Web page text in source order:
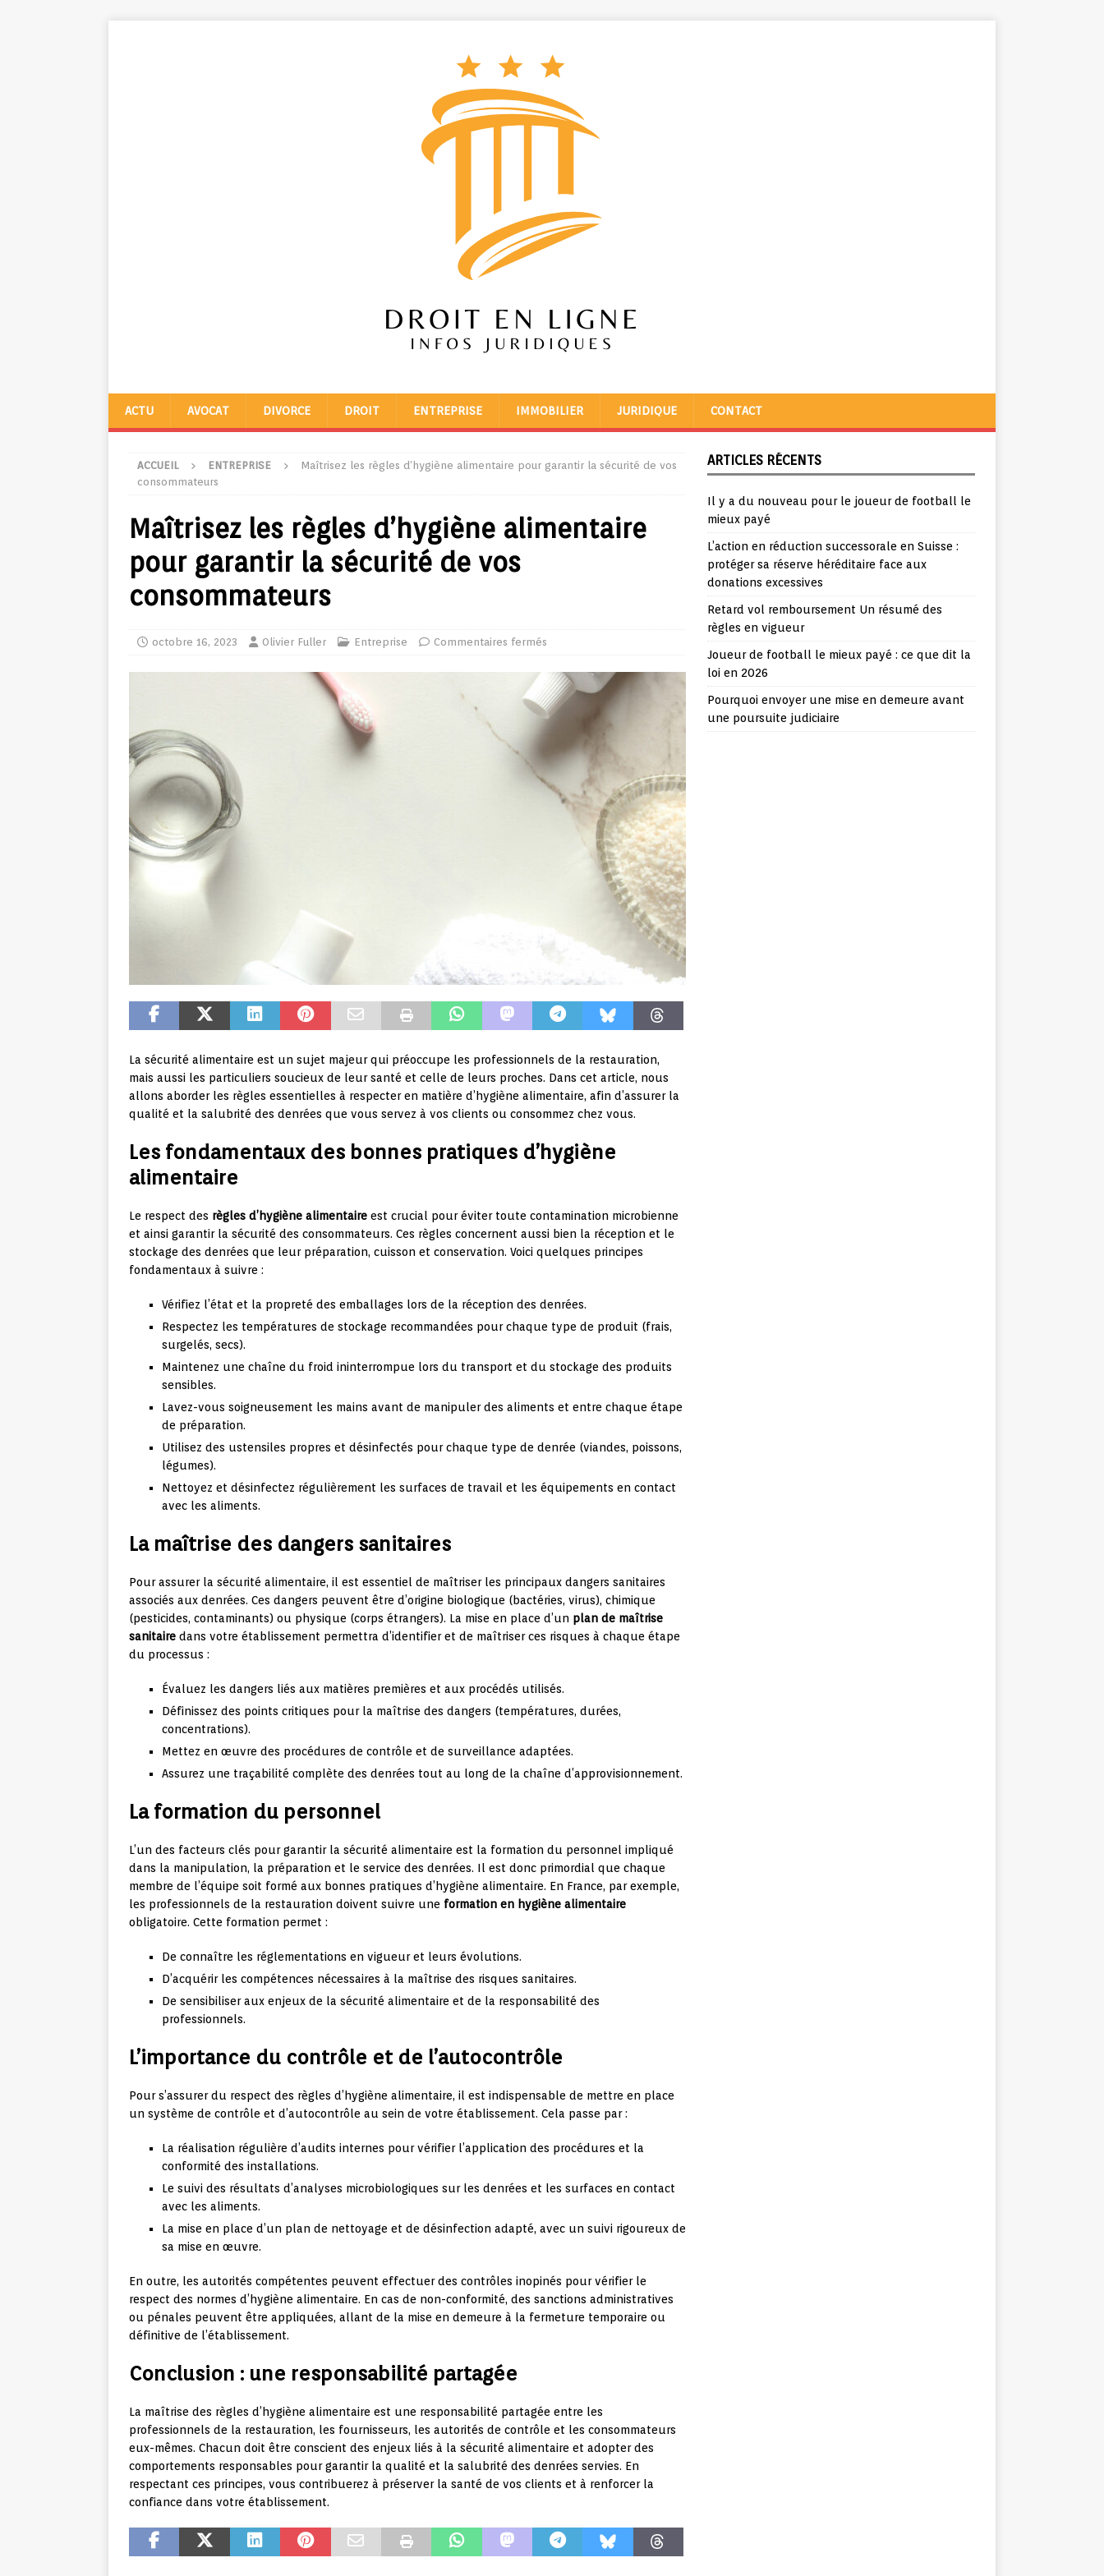
ACTU AVOCAT DIVORCE DROIT ENTREPRISE IMMOBILIER JURIDIQUE CONTACT
ACCUEIL ENTREPRISE
Maîtrisez les règles d’hygiène alimentaire pour garantir la sécurité de vos
consommateurs
Maîtrisez les règles d’hygiène alimentaire
pour garantir la sécurité de vos
consommateurs
octobre 16, 2023 Olivier Fuller Entreprise Commentaires fermés
La sécurité alimentaire est un sujet majeur qui préoccupe les professionnels de la restauration,
mais aussi les particuliers soucieux de leur santé et celle de leurs proches. Dans cet article, nous
allons aborder les règles essentielles à respecter en matière d’hygiène alimentaire, afin d’assurer la
qualité et la salubrité des denrées que vous servez à vos clients ou consommez chez vous.
Les fondamentaux des bonnes pratiques d’hygiène
alimentaire
Le respect des règles d’hygiène alimentaire est crucial pour éviter toute contamination microbienne
et ainsi garantir la sécurité des consommateurs. Ces règles concernent aussi bien la réception et le
stockage des denrées que leur préparation, cuisson et conservation. Voici quelques principes
fondamentaux à suivre :
Vérifiez l’état et la propreté des emballages lors de la réception des denrées.
Respectez les températures de stockage recommandées pour chaque type de produit (frais,
surgelés, secs).
Maintenez une chaîne du froid ininterrompue lors du transport et du stockage des produits
sensibles.
Lavez-vous soigneusement les mains avant de manipuler des aliments et entre chaque étape
de préparation.
Utilisez des ustensiles propres et désinfectés pour chaque type de denrée (viandes, poissons,
légumes).
Nettoyez et désinfectez régulièrement les surfaces de travail et les équipements en contact
avec les aliments.
La maîtrise des dangers sanitaires
Pour assurer la sécurité alimentaire, il est essentiel de maîtriser les principaux dangers sanitaires
associés aux denrées. Ces dangers peuvent être d’origine biologique (bactéries, virus), chimique
(pesticides, contaminants) ou physique (corps étrangers). La mise en place d’un plan de maîtrise
sanitaire dans votre établissement permettra d’identifier et de maîtriser ces risques à chaque étape
du processus :
Évaluez les dangers liés aux matières premières et aux procédés utilisés.
Définissez des points critiques pour la maîtrise des dangers (températures, durées,
concentrations).
Mettez en œuvre des procédures de contrôle et de surveillance adaptées.
Assurez une traçabilité complète des denrées tout au long de la chaîne d’approvisionnement.
La formation du personnel
L’un des facteurs clés pour garantir la sécurité alimentaire est la formation du personnel impliqué
dans la manipulation, la préparation et le service des denrées. Il est donc primordial que chaque
membre de l’équipe soit formé aux bonnes pratiques d’hygiène alimentaire. En France, par exemple,
les professionnels de la restauration doivent suivre une formation en hygiène alimentaire
obligatoire. Cette formation permet :
De connaître les réglementations en vigueur et leurs évolutions.
D’acquérir les compétences nécessaires à la maîtrise des risques sanitaires.
De sensibiliser aux enjeux de la sécurité alimentaire et de la responsabilité des
professionnels.
L’importance du contrôle et de l’autocontrôle
Pour s’assurer du respect des règles d’hygiène alimentaire, il est indispensable de mettre en place
un système de contrôle et d’autocontrôle au sein de votre établissement. Cela passe par :
La réalisation régulière d’audits internes pour vérifier l’application des procédures et la
conformité des installations.
Le suivi des résultats d’analyses microbiologiques sur les denrées et les surfaces en contact
avec les aliments.
La mise en place d’un plan de nettoyage et de désinfection adapté, avec un suivi rigoureux de
sa mise en œuvre.
En outre, les autorités compétentes peuvent effectuer des contrôles inopinés pour vérifier le
respect des normes d’hygiène alimentaire. En cas de non-conformité, des sanctions administratives
ou pénales peuvent être appliquées, allant de la mise en demeure à la fermeture temporaire ou
définitive de l’établissement.
Conclusion : une responsabilité partagée
La maîtrise des règles d’hygiène alimentaire est une responsabilité partagée entre les
professionnels de la restauration, les fournisseurs, les autorités de contrôle et les consommateurs
eux-mêmes. Chacun doit être conscient des enjeux liés à la sécurité alimentaire et adopter des
comportements responsables pour garantir la qualité et la salubrité des denrées servies. En
respectant ces principes, vous contribuerez à préserver la santé de vos clients et à renforcer la
confiance dans votre établissement.
ARTICLES RÉCENTS
Il y a du nouveau pour le joueur de football le
mieux payé
L’action en réduction successorale en Suisse :
protéger sa réserve héréditaire face aux
donations excessives
Retard vol remboursement Un résumé des
règles en vigueur
Joueur de football le mieux payé : ce que dit la
loi en 2026
Pourquoi envoyer une mise en demeure avant
une poursuite judiciaire